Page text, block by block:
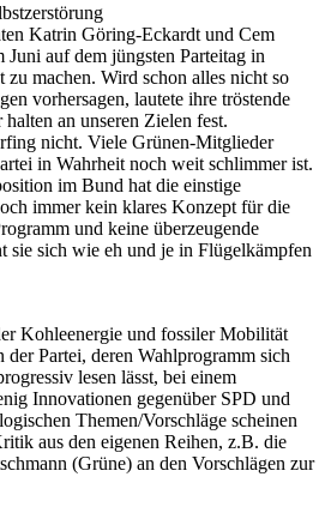
Katrin Göring-Eckardt und Cem
auf dem jüngsten Parteitag in
machen. Wird schon alles nicht so
vorhersagen, lautete ihre tröstende
an unseren Zielen fest.
nicht. Viele Grünen-Mitglieder
in Wahrheit noch weit schlimmer ist.
im Bund hat die einstige
immer kein klares Konzept für die
und keine überzeugende
sie sich wie eh und je in Flügelkämpfen
Kohleenergie und fossiler Mobilität
Partei, deren Wahlprogramm sich
lesen lässt, bei einem
Innovationen gegenüber SPD und
Themen/Vorschläge scheinen
aus den eigenen Reihen, z.B. die
(Grüne) an den Vorschlägen zur